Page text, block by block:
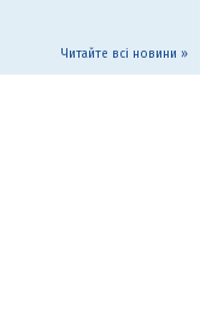
Читайте всі новини »